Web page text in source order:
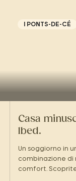
I PONTS-DE-CÉ
Casa
1bed.
Un soggiorno in
combinazione di
comfort.